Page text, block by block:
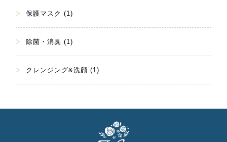
保護マスク (1)
除菌・消臭 (1)
クレンジング&洗顔 (1)